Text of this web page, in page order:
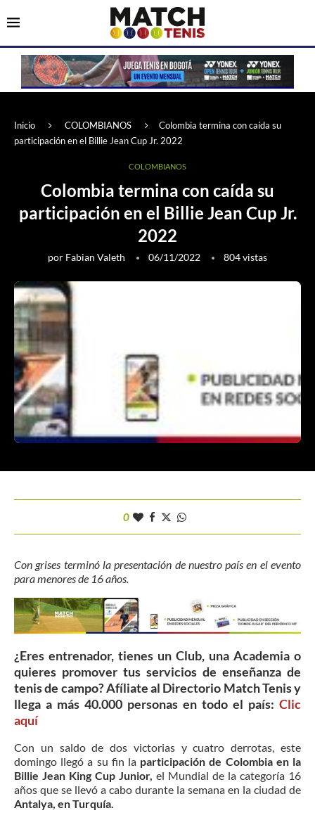
Inicio COLOMBIANOS
Colombia termina con caída su
participación en el Billie Jean Cup Jr. 2022
COLOMBIANOS
Colombia termina con caída su
participación en el Billie Jean Cup Jr.
2022
por Fabian Valeth 06/11/2022 804vistas
0
Con grises terminó la presentación de nuestro país en el evento
para menores de 16 años.
¿Eres entrenador, tienes un Club, una Academia o
quieres promover tus servicios de enseñanza de
tenis de campo? Afíliate al Directorio Match Tenis y
llega a más 40.000 personas en todo el país: Clic
aquí
Con un saldo de dos victorias y cuatro derrotas, este
domingo llegó a su fin la participación de Colombia en la
Billie Jean King Cup Junior, el Mundial de la categoría 16
años que se llevó a cabo durante la semana en la ciudad de
Antalya, en Turquía.